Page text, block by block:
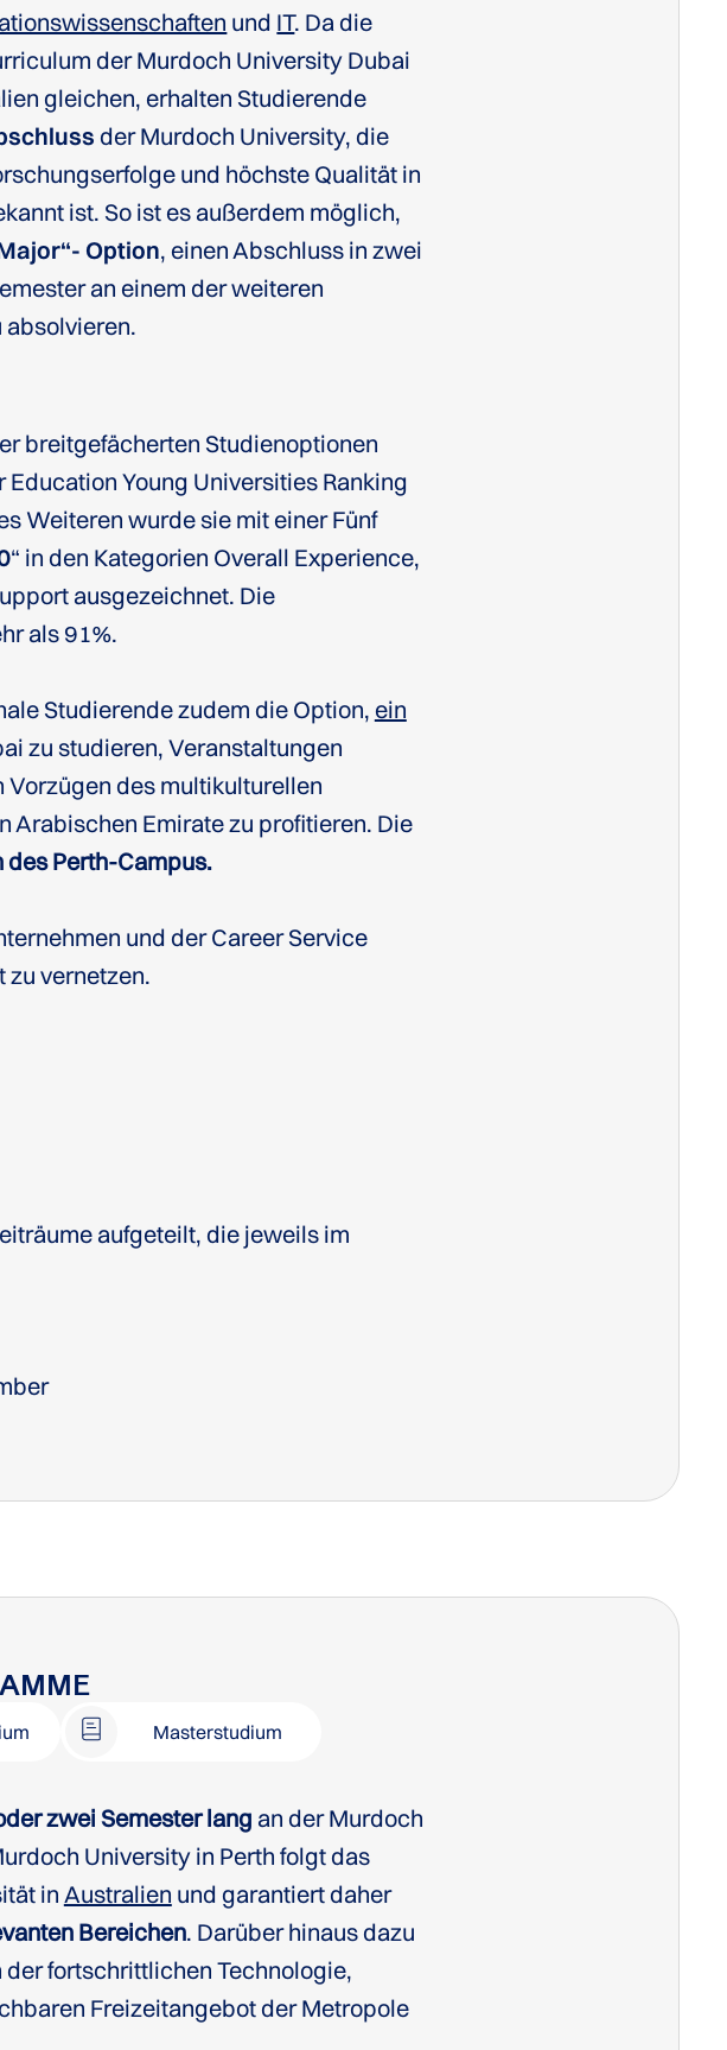
und IT. Da die
der Murdoch University Dubai
gleichen, erhalten Studierende
der Murdoch University, die
und höchste Qualität in
ist. So ist es außerdem möglich,
Option, einen Abschluss in zwei
an einem der weiteren
absolvieren.
breitgefächerten Studienoptionen
Education Young Universities Ranking
Weiteren wurde sie mit einer Fünf
“ in den Kategorien Overall Experience,
ausgezeichnet. Die
als 91%.
Studierende zudem die Option, ein
zu studieren, Veranstaltungen
des multikulturellen
Arabischen Emirate zu profitieren. Die
Perth-Campus.
und der Career Service
zu vernetzen.
aufgeteilt, die jeweils im
für internationale Studenten
Masterstudium
zwei Semester lang an der Murdoch
University in Perth folgt das
in Australien und garantiert daher
Bereichen. Darüber hinaus dazu
der fortschrittlichen Technologie,
Freizeitangebot der Metropole